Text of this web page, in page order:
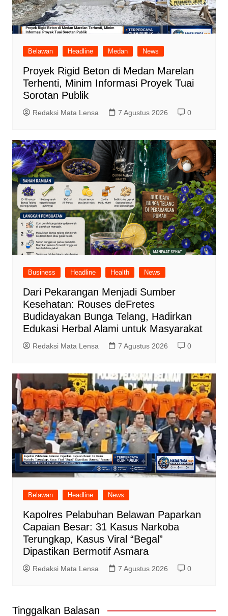
Belawan Headline Medan News
Proyek Rigid Beton di Medan Marelan
Terhenti, Minim Informasi Proyek Tuai
Sorotan Publik
Redaksi Mata Lensa 7 Agustus 2026 0
Business Headline Health News
Dari Pekarangan Menjadi Sumber
Kesehatan: Rouses deFretes
Budidayakan Bunga Telang, Hadirkan
Edukasi Herbal Alami untuk Masyarakat
Redaksi Mata Lensa 7 Agustus 2026 0
Belawan Headline News
Kapolres Pelabuhan Belawan Paparkan
Capaian Besar: 31 Kasus Narkoba
Terungkap, Kasus Viral “Begal”
Dipastikan Bermotif Asmara
Redaksi Mata Lensa 7 Agustus 2026 0
Tinggalkan Balasan